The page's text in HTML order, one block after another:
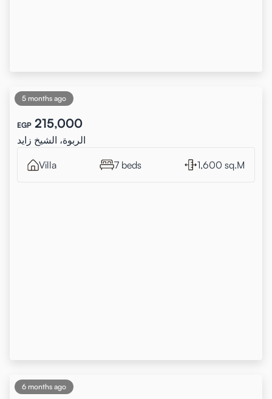
5 months ago
EGP 215,000
الربوة، الشيخ زايد
Villa 7 beds 1,600 sq.M
6 months ago